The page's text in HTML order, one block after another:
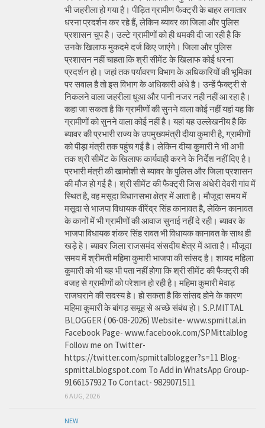
भी जहरीला हो गया है। पीड़ित ग्रामीण फैक्ट्री के बाहर लगातार
धरना प्रदर्शन कर रहे हैं, लेकिन ब्यावर का जिला और पुलिस
प्रशासन चुप है। उल्टे ग्रामीणों को ही धमकी दी जा रही है कि
उनके खिलाफ मुकदमे दर्ज किए जाएंगे। जिला और पुलिस
प्रशासन नहीं चाहता कि श्री सीमेंट के खिलाफ कोई धरना
प्रदर्शन हो। जहां तक पर्यावरण विभाग के अधिकारियों की भूमिका
पर सवाल है तो इस विभाग के अधिकारी अंधे है। उन्हें फैक्ट्री से
निकलने वाला जहरीला धुआ और पानी नजर नही नहीं आ रहा है।
कहा जा सकता है कि ग्रामीणों की सुनने वाला कोई नहीं यहां यह कि
ग्रामीणों को सुनने वाला कोई नहीं है। यहां यह उल्लेखनीय है कि
ब्यावर की प्रभारी राज्य के उपमुख्यमंत्री दीया कुमारी है, ग्रामीणों
को पीड़ा मंत्री तक पहुंच गई है। लेकिन दीया कुमारी ने भी अभी
तक श्री सीमेंट के खिलाफ कार्यवाही करने के निर्देश नहीं दिए है।
प्रभारी मंत्री की खामोशी से ब्यावर के पुलिस और जिला प्रशासन
की मौज हो गई है। श्री सीमेंट की फैक्ट्री जिस अंधेरी देवरी गांव में
स्थित है, वह मसूदा विधानसभा क्षेत्र में आता है। मौजूदा समय में
मसूदा से भाजपा विधायक वीरेंद्र सिंह कानावत है, लेकिन कानावत
के कानों में भी ग्रामीणों की आवाज सुनाई नहीं दे रही। ब्यावर के
भाजपा विधायक शंकर सिंह रावत भी विधायक कानावत के साथ ही
खड़े हे। ब्यावर जिला राजसमंद संसदीय क्षेत्र में आता है। मौजूदा
समय में श्रीमती महिमा कुमारी भाजपा की सांसद है। शायद महिला
कुमारी को भी यह भी पता नहीं होगा कि श्री सीमेंट की फैक्ट्री की
वजह से ग्रामीणों को परेशान हो रही है। महिमा कुमारी मेवाड़
राजघराने की सदस्य हे। हो सकता है कि सांसद होने के कारण
महिमा कुमारी के बांगड़ समूह से अच्छे संबंध हो। S.P.MITTAL
BLOGGER ( 06-08-2026) Website- www.spmittal.in
Facebook Page- www.facebook.com/SPMittalblog
Follow me on Twitter-
https://twitter.com/spmittalblogger?s=11 Blog-
spmittal.blogspot.com To Add in WhatsApp Group-
9166157932 To Contact- 9829071511
6 AUG, 2026
NEW